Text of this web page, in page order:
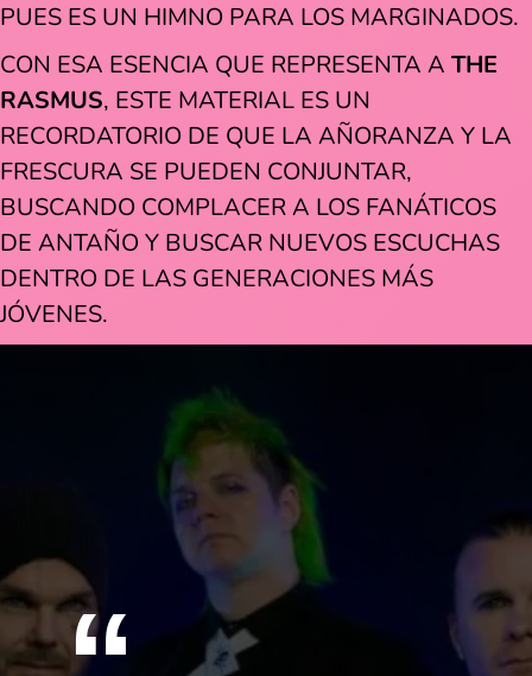
PUES ES UN HIMNO PARA LOS MARGINADOS.
CON ESA ESENCIA QUE REPRESENTA A THE
RASMUS, ESTE MATERIAL ES UN
RECORDATORIO DE QUE LA AÑORANZA Y LA
FRESCURA SE PUEDEN CONJUNTAR,
BUSCANDO COMPLACER A LOS FANÁTICOS
DE ANTAÑO Y BUSCAR NUEVOS ESCUCHAS
DENTRO DE LAS GENERACIONES MÁS
JÓVENES.